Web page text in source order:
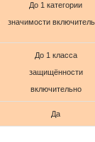
До 1 категории
значимости
До 1 класса
защищённости
включительно
Да